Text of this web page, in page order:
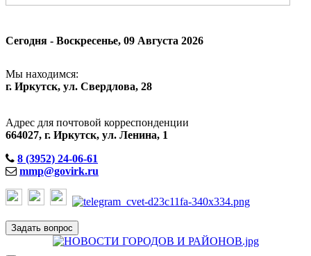
Сегодня - Воскресенье, 09 Августа 2026
Мы находимся:
г. Иркутск, ул. Свердлова, 28
Адрес для почтовой корреспонденции
664027, г. Иркутск, ул. Ленина, 1
8 (3952) 24-06-61
mmp@govirk.ru
Задать вопрос